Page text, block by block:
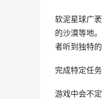
软泥星球广
的沙漠等地
者听到独特
完成特定任务
游戏中会不